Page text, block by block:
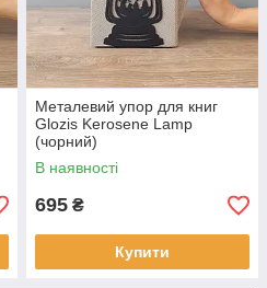
Металевий упор для книг
Glozis Kerosene Lamp
(чорний)
В наявності
695 ₴
Купити